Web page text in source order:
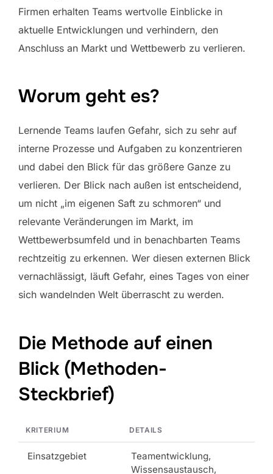
Firmen erhalten Teams wertvolle Einblicke in
aktuelle Entwicklungen und verhindern, den
Anschluss an Markt und Wettbewerb zu verlieren.
Worum geht es?
Lernende Teams laufen Gefahr, sich zu sehr auf
interne Prozesse und Aufgaben zu konzentrieren
und dabei den Blick für das größere Ganze zu
verlieren. Der Blick nach außen ist entscheidend,
um nicht „im eigenen Saft zu schmoren“ und
relevante Veränderungen im Markt, im
Wettbewerbsumfeld und in benachbarten Teams
rechtzeitig zu erkennen. Wer diesen externen Blick
vernachlässigt, läuft Gefahr, eines Tages von einer
sich wandelnden Welt überrascht zu werden.
Die Methode auf einen
Blick (Methoden-
Steckbrief)
KRITERIUM DETAILS
Einsatzgebiet
Teamentwicklung,
Wissensaustausch,